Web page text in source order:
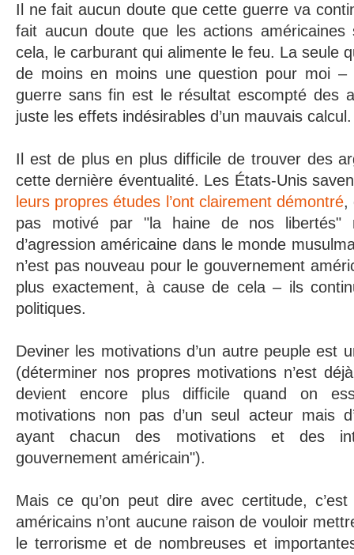
Il ne fait aucun doute que cette guerre va
fait aucun doute que les actions
cela, le carburant qui alimente le feu. La seule
de moins en moins une question pour moi
guerre sans fin est le résultat escompté des
juste les effets indésirables d’un mauvais calcul.
Il est de plus en plus difficile de trouver des
cette dernière éventualité. Les États-Unis
leurs propres études l’ont clairement démontré,
pas motivé par "la haine de nos libertés"
d’agression américaine dans le monde
n’est pas nouveau pour le gouvernement
plus exactement, à cause de cela – ils
politiques.
Deviner les motivations d’un autre peuple est
(déterminer nos propres motivations n’est
devient encore plus difficile quand on
motivations non pas d’un seul acteur mais
ayant chacun des motivations et des
gouvernement américain").
Mais ce qu’on peut dire avec certitude,
américains n’ont aucune raison de vouloir
le terrorisme et de nombreuses et